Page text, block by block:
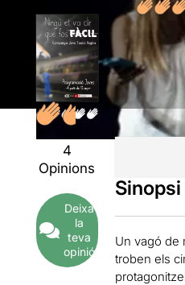
4
Opinions
Deixa
la
teva
opinió
Sinopsi
Un vagó de
troben els